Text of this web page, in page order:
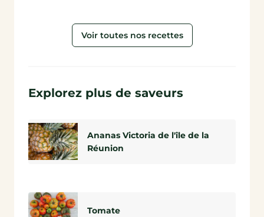
Voir toutes nos recettes
Explorez plus de saveurs
Ananas Victoria de l'île de la
Réunion
Tomate